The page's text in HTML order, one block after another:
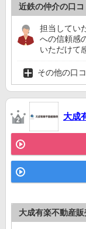
近鉄の仲介の口コ
担当してい
への信頼感
いただけて
その他の口
大成
大成有楽不動産